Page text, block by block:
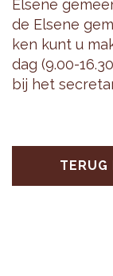
El­s­e­ne
de El­s­e­ne
ken kunt u
dag (9.00-
bij het
TERUG